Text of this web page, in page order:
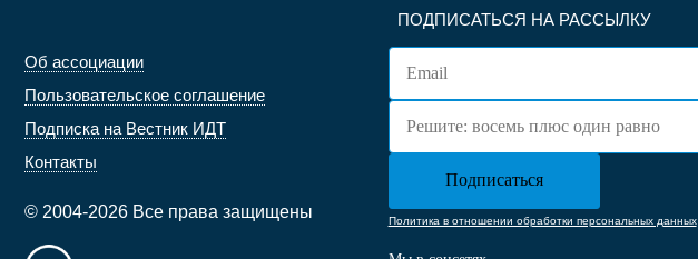
Об ассоциации
Пользовательское соглашение
Подписка на Вестник ИДТ
Контакты
© 2004-2026 Все права защищены
ПОДПИСАТЬСЯ НА РАССЫЛКУ
Политика в отношении обработки персональных данных